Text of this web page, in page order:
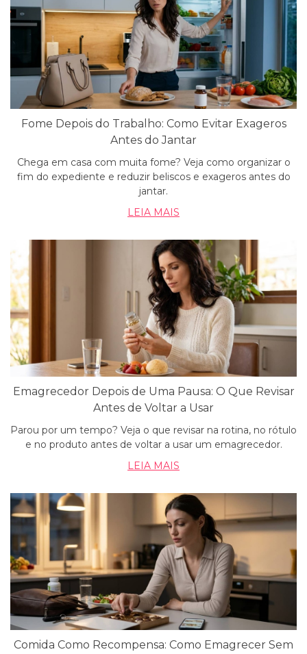
Fome Depois do Trabalho: Como Evitar Exageros
Antes do Jantar
Chega em casa com muita fome? Veja como organizar o
fim do expediente e reduzir beliscos e exageros antes do
jantar.
LEIA MAIS
Emagrecedor Depois de Uma Pausa: O Que Revisar
Antes de Voltar a Usar
Parou por um tempo? Veja o que revisar na rotina, no rótulo
e no produto antes de voltar a usar um emagrecedor.
LEIA MAIS
Comida Como Recompensa: Como Emagrecer Sem